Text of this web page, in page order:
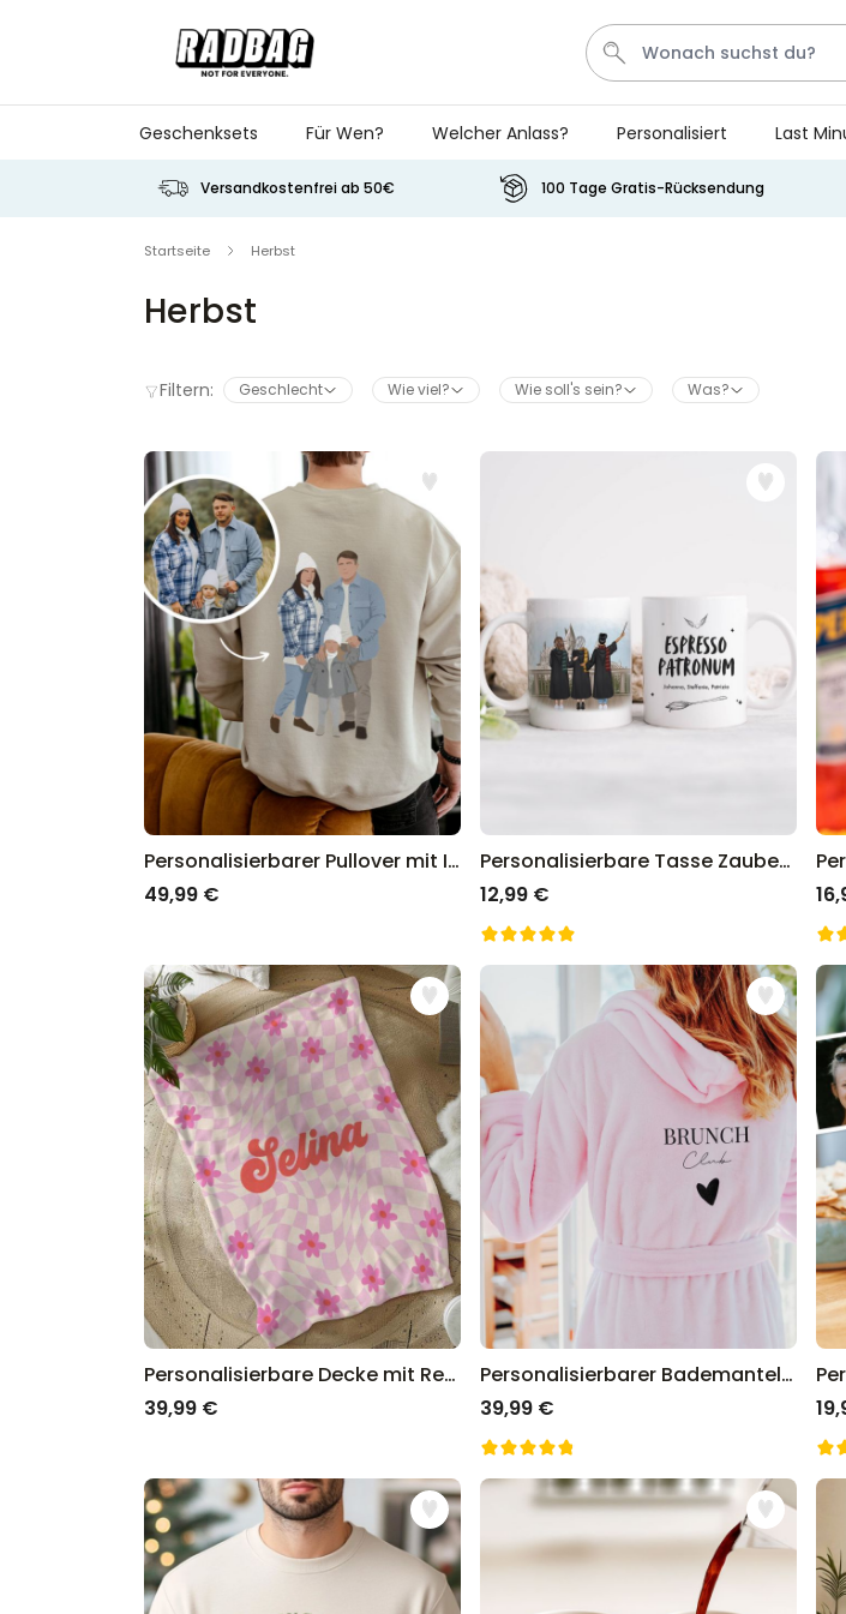
16,99 €
Maritim mit
34,99 €
Handtuch
Ice Cooler
Geschenksets Für Wen? Welcher Anlass? Personalisiert Last
Versandkostenfrei ab 50€ 100 Tage Gratis-Rücksendung
Startseite Herbst
Herbst
Filtern: Geschlecht Wie viel? Wie soll's sein? Was?
Personalisierbarer Pullover mit Illustration
49,99 €
Personalisierbare Tasse Zauberinnen
12,99 €
Personalisierbare Decke mit Retro-Hintergrund und Name
39,99 €
Personalisierbarer Bademantel mit Symbol und Text
39,99 €